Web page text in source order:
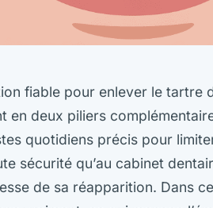
fiable pour enlever le tartre
en deux piliers
quotidiens précis pour
sécurité qu’au cabinet
de sa réapparition. Dans